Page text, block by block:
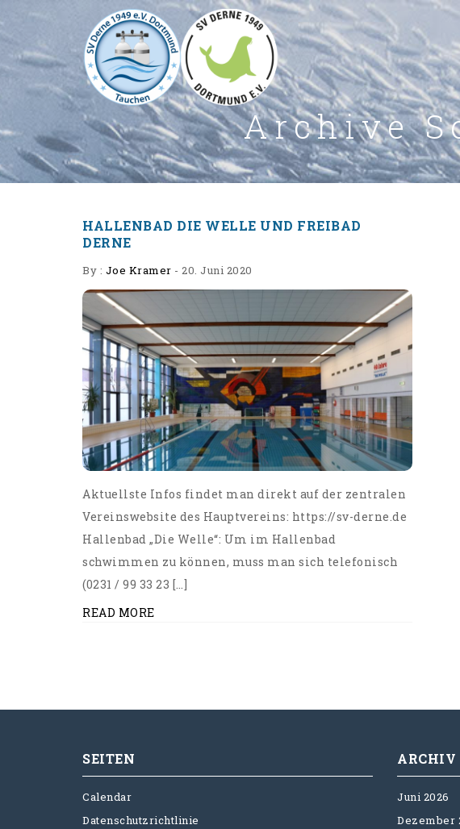
Archive
HALLENBAD DIE WELLE UND FREIBAD
DERNE
By : Joe Kramer - 20. Juni 2020
Aktuellste Infos findet man direkt auf der zentralen
Vereinswebsite des Hauptvereins: https://sv-derne.de
Hallenbad „Die Welle“: Um im Hallenbad
schwimmen zu können, muss man sich telefonisch
(0231 / 99 33 23 […]
READ MORE
SEITEN
Calendar
Datenschutzrichtlinie
ARCHIV
Juni 2026
Dezember